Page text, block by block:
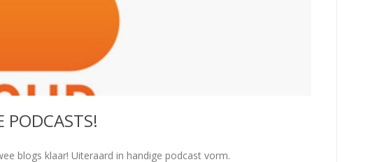
PODCASTS!
blogs klaar! Uiteraard in handige podcast vorm.